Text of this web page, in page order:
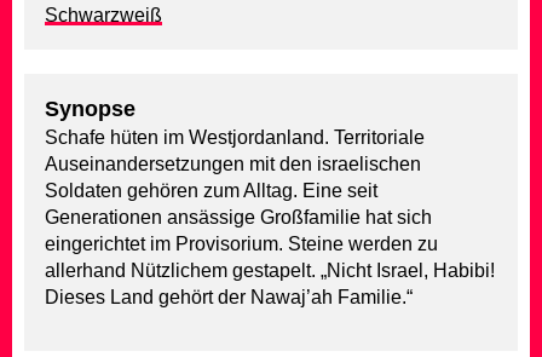
Schwarzweiß
Synopse
Schafe hüten im Westjordanland. Territoriale
Auseinandersetzungen mit den israelischen
Soldaten gehören zum Alltag. Eine seit
Generationen ansässige Großfamilie hat sich
eingerichtet im Provisorium. Steine werden zu
allerhand Nützlichem gestapelt. „Nicht Israel, Habibi!
Dieses Land gehört der Nawaj’ah Familie.“